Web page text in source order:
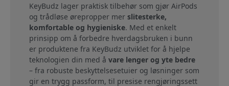
KeyBudz lager praktisk tilbehør som gjør AirPods
og trådløse ørepropper mer slitesterke,
komfortable og hygieniske. Med et enkelt
prinsipp om å forbedre hverdagsbruken i bunn
er produktene fra KeyBudz utviklet for å hjelpe
teknologien din med å vare lenger og yte bedre
– fra robuste beskyttelsesetuier og løsninger som
gir en trygg passform, til presise rengjøringssett